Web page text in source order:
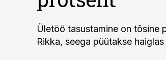
Ületöö tasustamine on tõsine
Rikka, seega püütakse